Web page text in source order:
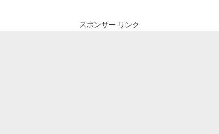
スポンサー リンク